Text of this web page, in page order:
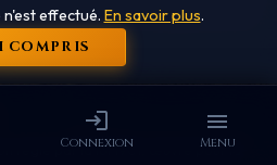
régie par la loi 1901, œuvre pour la
effectué. En savoir plus.
COMPRIS
Connexion Menu